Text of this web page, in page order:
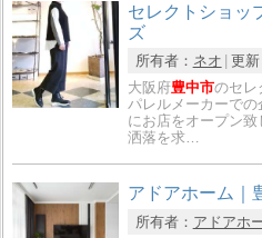
セレクトショ
ズ
所有者： ネオ 更新
大阪府豊中市のセレ
パレルメーカーで
にお店をオープン
洒落を求…
アドアホーム｜
所有者： アドアホ